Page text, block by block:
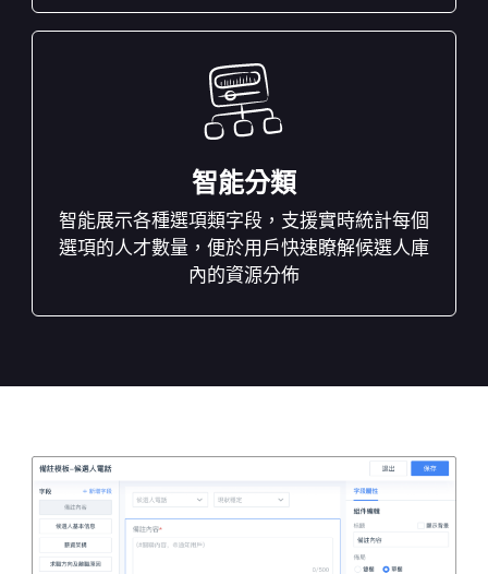
智能分類
智能展示各種選項類字段，支援實時統計每個
選項的人才數量，便於用戶快速瞭解候選人庫
內的資源分佈